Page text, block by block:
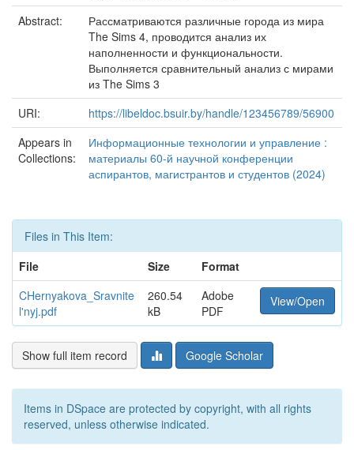
Abstract:
Рассматриваются различные города из мира
The Sims 4, проводится анализ их
наполненности и функциональности.
Выполняется сравнительный анализ с мирами
из The Sims 3
URI:
https://libeldoc.bsuir.by/handle/123456789/56900
Appears in
Collections:
Информационные технологии и управление :
материалы 60-й научной конференции
аспирантов, магистрантов и студентов (2024)
Files in This Item:
File
Size
Format
CHernyakova_Sravnite
l'nyj.pdf
260.54
kB
Adobe
PDF
View/Open
Show full item record Google Scholar
Items in DSpace are protected by copyright, with all rights
reserved, unless otherwise indicated.